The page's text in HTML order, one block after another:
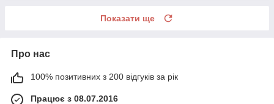
Показати ще
Про нас
100% позитивних з 200 відгуків за рік
Працює з 08.07.2016